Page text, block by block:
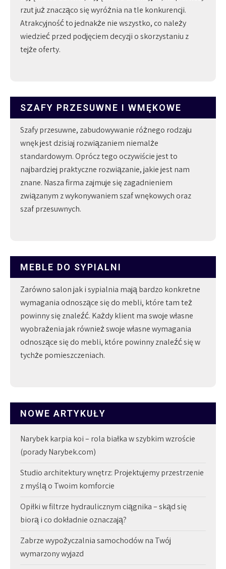
rzut już znacząco się wyróżnia na tle konkurencji.
Atrakcyjność to jednakże nie wszystko, co należy
wiedzieć przed podjęciem decyzji o skorzystaniu z
tejże oferty.
SZAFY PRZESUWNE I WMĘKOWE
Szafy przesuwne, zabudowywanie różnego rodzaju
wnęk jest dzisiaj rozwiązaniem niemalże
standardowym. Oprócz tego oczywiście jest to
najbardziej praktyczne rozwiązanie, jakie jest nam
znane. Nasza firma zajmuje się zagadnieniem
związanym z wykonywaniem szaf wnękowych oraz
szaf przesuwnych.
MEBLE DO SYPIALNI
Zarówno salon jak i sypialnia mają bardzo konkretne
wymagania odnoszące się do mebli, które tam też
powinny się znaleźć. Każdy klient ma swoje własne
wyobrażenia jak również swoje własne wymagania
odnoszące się do mebli, które powinny znaleźć się w
tychże pomieszczeniach.
NOWE ARTYKUŁY
Narybek karpia koi – rola białka w szybkim wzroście
(porady Narybek.com)
Studio architektury wnętrz: Projektujemy przestrzenie
z myślą o Twoim komforcie
Opiłki w filtrze hydraulicznym ciągnika – skąd się
biorą i co dokładnie oznaczają?
Zabrze wypożyczalnia samochodów na Twój
wymarzony wyjazd